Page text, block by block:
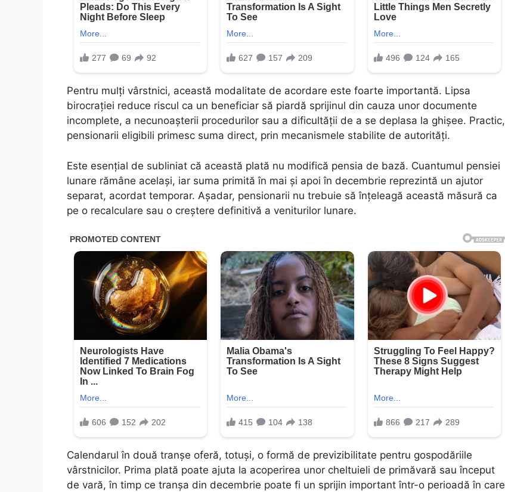
Pentru mulți vârstnici, această modalitate de acordare este foarte importantă. Lipsa
birocrației reduce riscul ca un beneficiar să piardă sprijinul din cauza unor documente
incomplete, a necunoașterii procedurilor sau a dificultății de a se deplasa la ghișee. Practic,
pensionarii eligibili primesc suma direct, prin mecanismele stabilite de autorități.
Este esențial de subliniat că această plată nu modifică pensia de bază. Cuantumul pensiei
lunare rămâne același, iar suma primită în mai și apoi în decembrie reprezintă un ajutor
separat, acordat temporar. Așadar, pensionarii nu trebuie să înțeleagă această măsură ca
pe o recalculare sau o creștere definitivă a veniturilor lunare.
Calendarul în două tranșe oferă, totuși, o formă de previzibilitate pentru gospodăriile
vârstnicilor. Prima plată poate ajuta la acoperirea unor cheltuieli de primăvară sau început
de vară, în timp ce tranșa din decembrie poate fi un sprijin important într-o perioadă în care